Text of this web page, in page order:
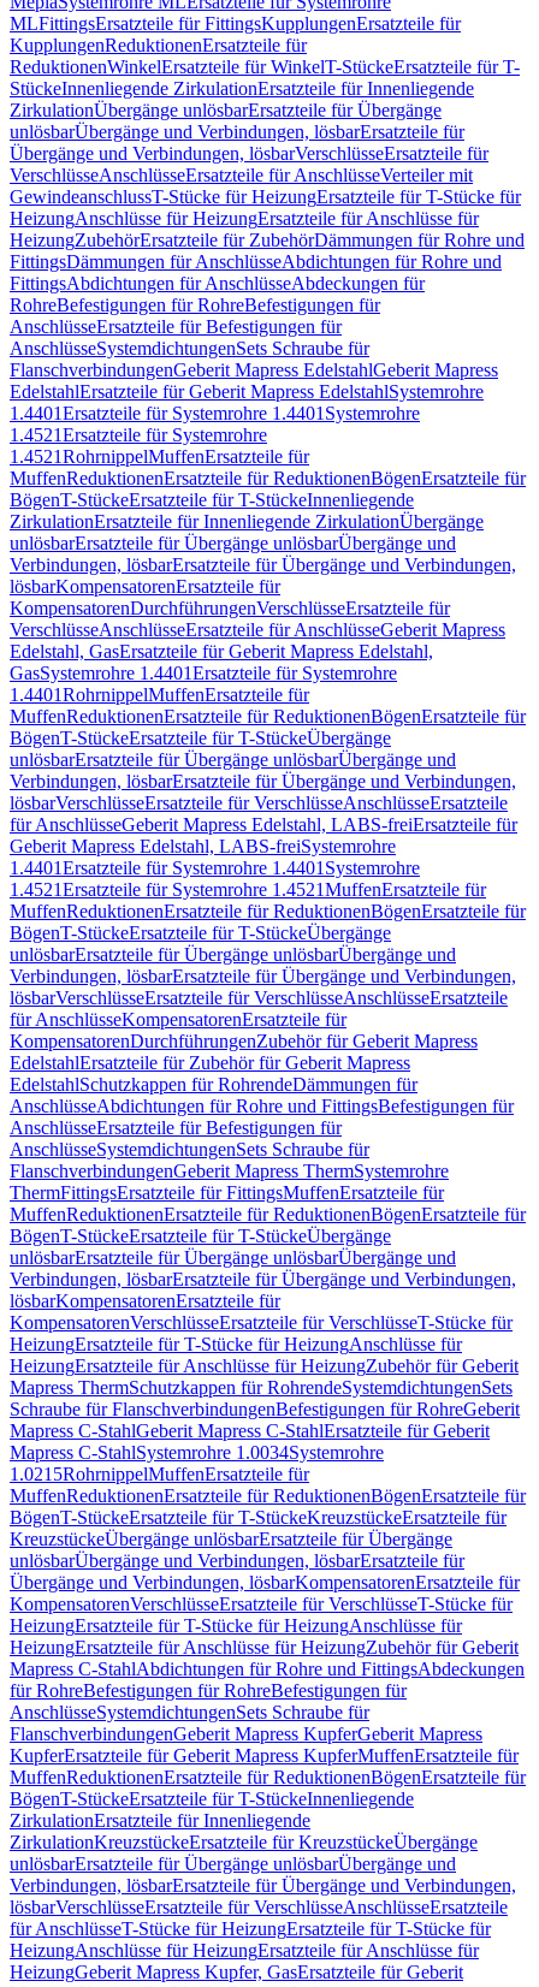
MLFittingsErsatzteile für FittingsKupplungenErsatzteile für
KupplungenReduktionenErsatzteile für
ReduktionenWinkelErsatzteile für WinkelT-StückeErsatzteile für T-
StückeInnenliegende ZirkulationErsatzteile für Innenliegende
ZirkulationÜbergänge unlösbarErsatzteile für Übergänge
unlösbarÜbergänge und Verbindungen, lösbarErsatzteile für
Übergänge und Verbindungen, lösbarVerschlüsseErsatzteile für
VerschlüsseAnschlüsseErsatzteile für AnschlüsseVerteiler mit
GewindeanschlussT-Stücke für HeizungErsatzteile für T-Stücke für
HeizungAnschlüsse für HeizungErsatzteile für Anschlüsse für
HeizungZubehörErsatzteile für ZubehörDämmungen für Rohre und
FittingsDämmungen für AnschlüsseAbdichtungen für Rohre und
FittingsAbdichtungen für AnschlüsseAbdeckungen für
RohreBefestigungen für RohreBefestigungen für
AnschlüsseErsatzteile für Befestigungen für
AnschlüsseSystemdichtungenSets Schraube für
FlanschverbindungenGeberit Mapress EdelstahlGeberit Mapress
EdelstahlErsatzteile für Geberit Mapress EdelstahlSystemrohre
1.4401Ersatzteile für Systemrohre 1.4401 Systemrohre
1.4521Ersatzteile für Systemrohre
1.4521RohrnippelMuffenErsatzteile für
MuffenReduktionenErsatzteile für ReduktionenBögenErsatzteile für
BögenT-StückeErsatzteile für T-StückeInnenliegende
ZirkulationErsatzteile für Innenliegende ZirkulationÜbergänge
unlösbarErsatzteile für Übergänge unlösbarÜbergänge und
Verbindungen, lösbarErsatzteile für Übergänge und Verbindungen,
lösbarKompensatorenErsatzteile für
KompensatorenDurchführungenVerschlüsseErsatzteile für
VerschlüsseAnschlüsseErsatzteile für AnschlüsseGeberit Mapress
Edelstahl, GasErsatzteile für Geberit Mapress Edelstahl,
GasSystemrohre 1.4401Ersatzteile für Systemrohre
1.4401RohrnippelMuffenErsatzteile für
MuffenReduktionenErsatzteile für ReduktionenBögenErsatzteile für
BögenT-StückeErsatzteile für T-StückeÜbergänge
unlösbarErsatzteile für Übergänge unlösbarÜbergänge und
Verbindungen, lösbarErsatzteile für Übergänge und Verbindungen,
lösbarVerschlüsseErsatzteile für VerschlüsseAnschlüsseErsatzteile
für AnschlüsseGeberit Mapress Edelstahl, LABS-freiErsatzteile für
Geberit Mapress Edelstahl, LABS-freiSystemrohre
1.4401Ersatzteile für Systemrohre 1.4401 Systemrohre
1.4521Ersatzteile für Systemrohre 1.4521MuffenErsatzteile für
MuffenReduktionenErsatzteile für ReduktionenBögenErsatzteile für
BögenT-StückeErsatzteile für T-StückeÜbergänge
unlösbarErsatzteile für Übergänge unlösbarÜbergänge und
Verbindungen, lösbarErsatzteile für Übergänge und Verbindungen,
lösbarVerschlüsseErsatzteile für VerschlüsseAnschlüsseErsatzteile
für AnschlüsseKompensatorenErsatzteile für
KompensatorenDurchführungenZubehör für Geberit Mapress
EdelstahlErsatzteile für Zubehör für Geberit Mapress
EdelstahlSchutzkappen für RohrendeDämmungen für
AnschlüsseAbdichtungen für Rohre und FittingsBefestigungen für
AnschlüsseErsatzteile für Befestigungen für
AnschlüsseSystemdichtungenSets Schraube für
FlanschverbindungenGeberit Mapress ThermSystemrohre
ThermFittingsErsatzteile für FittingsMuffenErsatzteile für
MuffenReduktionenErsatzteile für ReduktionenBögenErsatzteile für
BögenT-StückeErsatzteile für T-StückeÜbergänge
unlösbarErsatzteile für Übergänge unlösbarÜbergänge und
Verbindungen, lösbarErsatzteile für Übergänge und Verbindungen,
lösbarKompensatorenErsatzteile für
KompensatorenVerschlüsseErsatzteile für VerschlüsseT-Stücke für
HeizungErsatzteile für T-Stücke für HeizungAnschlüsse für
HeizungErsatzteile für Anschlüsse für HeizungZubehör für Geberit
Mapress ThermSchutzkappen für RohrendeSystemdichtungenSets
Schraube für FlanschverbindungenBefestigungen für RohreGeberit
Mapress C-StahlGeberit Mapress C-StahlErsatzteile für Geberit
Mapress C-StahlSystemrohre 1.0034Systemrohre
1.0215RohrnippelMuffenErsatzteile für
MuffenReduktionenErsatzteile für ReduktionenBögenErsatzteile für
BögenT-StückeErsatzteile für T-StückeKreuzstückeErsatzteile für
KreuzstückeÜbergänge unlösbarErsatzteile für Übergänge
unlösbarÜbergänge und Verbindungen, lösbarErsatzteile für
Übergänge und Verbindungen, lösbarKompensatorenErsatzteile für
KompensatorenVerschlüsseErsatzteile für VerschlüsseT-Stücke für
HeizungErsatzteile für T-Stücke für HeizungAnschlüsse für
HeizungErsatzteile für Anschlüsse für HeizungZubehör für Geberit
Mapress C-StahlAbdichtungen für Rohre und FittingsAbdeckungen
für RohreBefestigungen für RohreBefestigungen für
AnschlüsseSystemdichtungenSets Schraube für
FlanschverbindungenGeberit Mapress KupferGeberit Mapress
KupferErsatzteile für Geberit Mapress KupferMuffenErsatzteile für
MuffenReduktionenErsatzteile für ReduktionenBögenErsatzteile für
BögenT-StückeErsatzteile für T-StückeInnenliegende
ZirkulationErsatzteile für Innenliegende
ZirkulationKreuzstückeErsatzteile für KreuzstückeÜbergänge
unlösbarErsatzteile für Übergänge unlösbarÜbergänge und
Verbindungen, lösbarErsatzteile für Übergänge und Verbindungen,
lösbarVerschlüsseErsatzteile für VerschlüsseAnschlüsseErsatzteile
für AnschlüsseT-Stücke für HeizungErsatzteile für T-Stücke für
HeizungAnschlüsse für HeizungErsatzteile für Anschlüsse für
HeizungGeberit Mapress Kupfer, GasErsatzteile für Geberit